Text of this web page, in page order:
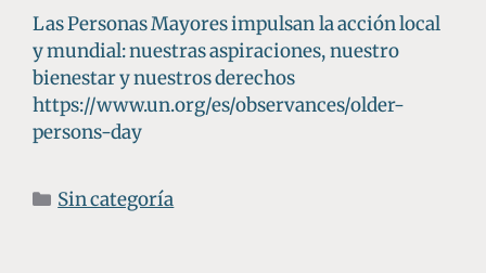
Las Personas Mayores impulsan la acción local
y mundial: nuestras aspiraciones, nuestro
bienestar y nuestros derechos
https://www.un.org/es/observances/older-
persons-day
Sin categoría